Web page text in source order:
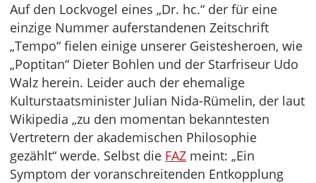
Auf den Lockvogel eines „Dr. hc.“ der für eine
einzige Nummer auferstandenen Zeitschrift
„Tempo“ fielen einige unserer Geistesheroen, wie
„Poptitan“ Dieter Bohlen und der Starfriseur Udo
Walz herein. Leider auch der ehemalige
Kulturstaatsminister Julian Nida-Rümelin, der laut
Wikipedia „zu den momentan bekanntesten
Vertretern der akademischen Philosophie
gezählt“ werde. Selbst die FAZ meint: „Ein
Symptom der voranschreitenden Entkopplung